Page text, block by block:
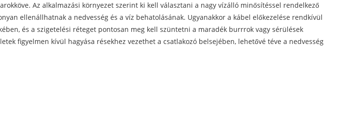
Az alkalmazási környezet szerint ki kell választani a nagy vízálló minősítéssel rendelkező
ellenállhatnak a nedvesség és a víz behatolásának. Ugyanakkor a kábel előkezelése rendkívül
és a szigetelési réteget pontosan meg kell szüntetni a maradék burrrok vagy sérülések
figyelmen kívül hagyása résekhez vezethet a csatlakozó belsejében, lehetővé téve a nedvesség